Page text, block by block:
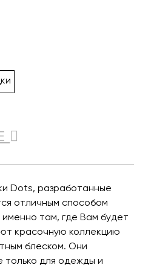
Dots, разработанные
отличным способом
там, где Вам будет
красочную коллекцию
блеском. Они
только для одежды и